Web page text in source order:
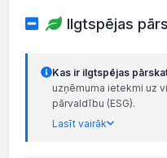
Ilgtspējas
Kas ir ilgtspējas
uzņēmuma ietekmi uz
pārvaldību (ESG).
Lasīt vairāk